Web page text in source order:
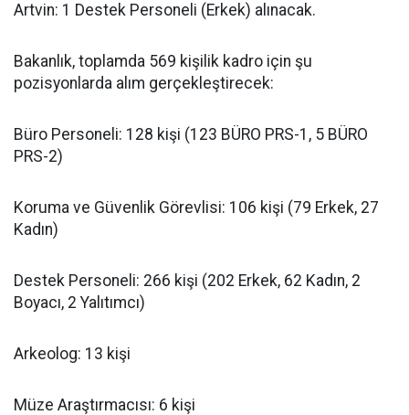
Artvin: 1 Destek Personeli (Erkek) alınacak.
Bakanlık, toplamda 569 kişilik kadro için şu
pozisyonlarda alım gerçekleştirecek:
Büro Personeli: 128 kişi (123 BÜRO PRS-1, 5 BÜRO
PRS-2)
Koruma ve Güvenlik Görevlisi: 106 kişi (79 Erkek, 27
Kadın)
Destek Personeli: 266 kişi (202 Erkek, 62 Kadın, 2
Boyacı, 2 Yalıtımcı)
Arkeolog: 13 kişi
Müze Araştırmacısı: 6 kişi